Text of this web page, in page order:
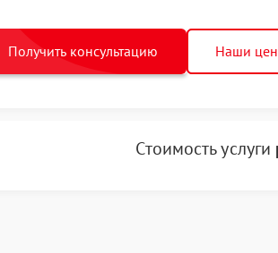
Получить консультацию Наши
Стоимость услуги